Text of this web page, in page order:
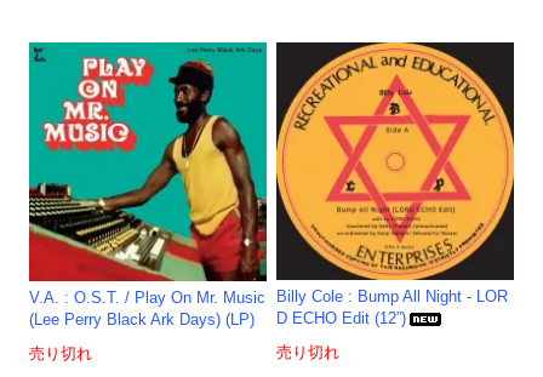
V.A. : O.S.T. / Play On Mr. Music
(Lee Perry Black Ark Days) (LP)
売り切れ
Billy Cole : Bump All Night - LOR
D ECHO Edit (12”)
売り切れ